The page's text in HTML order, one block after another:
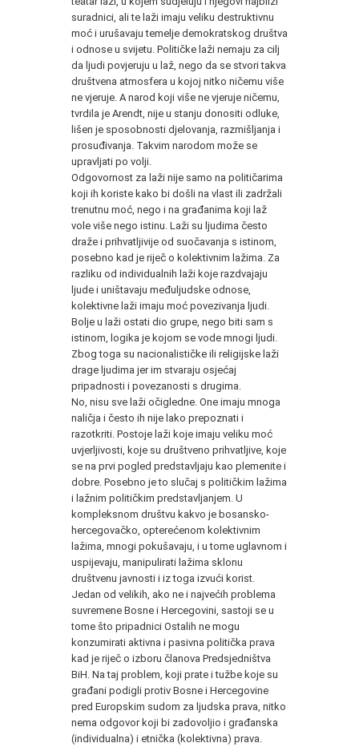
suradnici, ali te laži imaju veliku destruktivnu
moć i urušavaju temelje demokratskog društva
i odnose u svijetu. Političke laži nemaju za cilj
da ljudi povjeruju u laž, nego da se stvori takva
društvena atmosfera u kojoj nitko ničemu više
ne vjeruje. A narod koji više ne vjeruje ničemu,
tvrdila je Arendt, nije u stanju donositi odluke,
lišen je sposobnosti djelovanja, razmišljanja i
prosuđivanja. Takvim narodom može se
upravljati po volji.
Odgovornost za laži nije samo na političarima
koji ih koriste kako bi došli na vlast ili zadržali
trenutnu moć, nego i na građanima koji laž
vole više nego istinu. Laži su ljudima često
draže i prihvatljivije od suočavanja s istinom,
posebno kad je riječ o kolektivnim lažima. Za
razliku od individualnih laži koje razdvajaju
ljude i uništavaju međuljudske odnose,
kolektivne laži imaju moć povezivanja ljudi.
Bolje u laži ostati dio grupe, nego biti sam s
istinom, logika je kojom se vode mnogi ljudi.
Zbog toga su nacionalističke ili religijske laži
drage ljudima jer im stvaraju osjećaj
pripadnosti i povezanosti s drugima.
No, nisu sve laži očigledne. One imaju mnoga
naličja i često ih nije lako prepoznati i
razotkriti. Postoje laži koje imaju veliku moć
uvjerljivosti, koje su društveno prihvatljive, koje
se na prvi pogled predstavljaju kao plemenite i
dobre. Posebno je to slučaj s političkim lažima
i lažnim političkim predstavljanjem. U
kompleksnom društvu kakvo je bosansko-
hercegovačko, opterećenom kolektivnim
lažima, mnogi pokušavaju, i u tome uglavnom i
uspijevaju, manipulirati lažima sklonu
društvenu javnosti i iz toga izvući korist.
Jedan od velikih, ako ne i najvećih problema
suvremene Bosne i Hercegovini, sastoji se u
tome što pripadnici Ostalih ne mogu
konzumirati aktivna i pasivna politička prava
kad je riječ o izboru članova Predsjedništva
BiH. Na taj problem, koji prate i tužbe koje su
građani podigli protiv Bosne i Hercegovine
pred Europskim sudom za ljudska prava, nitko
nema odgovor koji bi zadovoljio i građanska
(individualna) i etnička (kolektivna) prava.